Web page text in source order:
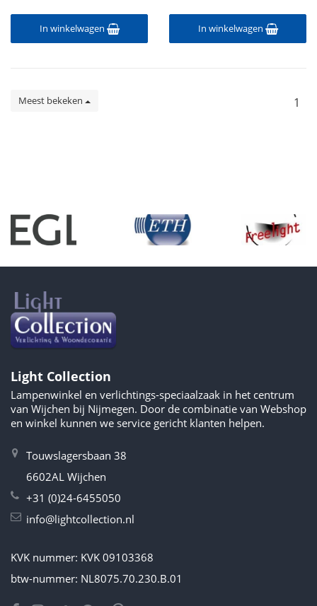
In winkelwagen In winkelwagen
Meest bekeken 1
Light Collection
Lampenwinkel en verlichtings-speciaalzaak in het centrum
van Wijchen bij Nijmegen. Door de combinatie van Webshop
en winkel kunnen we service gericht klanten helpen.
Touwslagersbaan 38
6602AL Wijchen
+31 (0)24-6455050
info@lightcollection.nl
KVK nummer: KVK 09103368
btw-nummer: NL8075.70.230.B.01